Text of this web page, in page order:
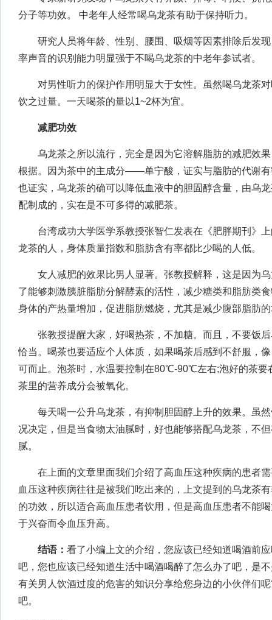
分子等功效。 中老年人经常喝乌龙茶有助于保持听力。
研究人员将年龄、性别、腰围、吸烟等因素排除后发现
率声音的识别能力明显强于不喝乌龙茶的中老年参试者。
对男性听力的保护作用明显大于女性。虽然喝乌龙茶对
饮之过量。一天喝茶的量以1~2杯为宜。
减肥功效
乌龙茶之所以流行，完全是因为它溶解脂肪的减肥效果
根据。因为茶中的主成分——单宁酸，证实与脂肪的代谢
也证实，乌龙茶的确可以降低血液中的胆固醇含量，由乌
配制成的，实在是不可多得的减肥茶。
台湾成功大学医学系教授张智仁发表在《肥胖期刊》上
龙茶的人，身体质量指数和脂肪含有率都比少喝的人低。
女人减肥的效果比男人显著。张教授解释，这是因为乌
了能够刺激胰脏脂肪分解酵素的活性，减少糖类和脂肪类
身体的产热量增加，促进脂肪燃烧，尤其是减少腹部脂肪
张教授提醒大家，好喝热茶，不加糖。而且，不要饭后
恰当。喝茶也要适应个人体质，如果喝茶后感到不舒服，
可而止。泡茶时，水温要控制在80℃-90℃左右;泡好的茶要
茶里的营养成分会被氧化。
每天喝一公升乌龙茶，有抑制胆固醇上升的效果。虽然
况决定，但是当食物太油腻时，好也能够搭配乌龙茶，不
腻。
在上面的文章里面我们介绍了高血压这种疾病的患者需
血压这种疾病往往是被我们吃出来的，上文提到的乌龙茶
的功效，所以适合高血压患者饮用，但是高血压患者不能
于兴奋而令血压升高。
结语： 看了小编上文的介绍，您应该已经知道喝酒前
吧，您也应该已经知道生活中喝酒喝醉了怎么办了吧，是
有关男人饮酒过度的危害的知识分享给您身边的小伙伴们
吧。